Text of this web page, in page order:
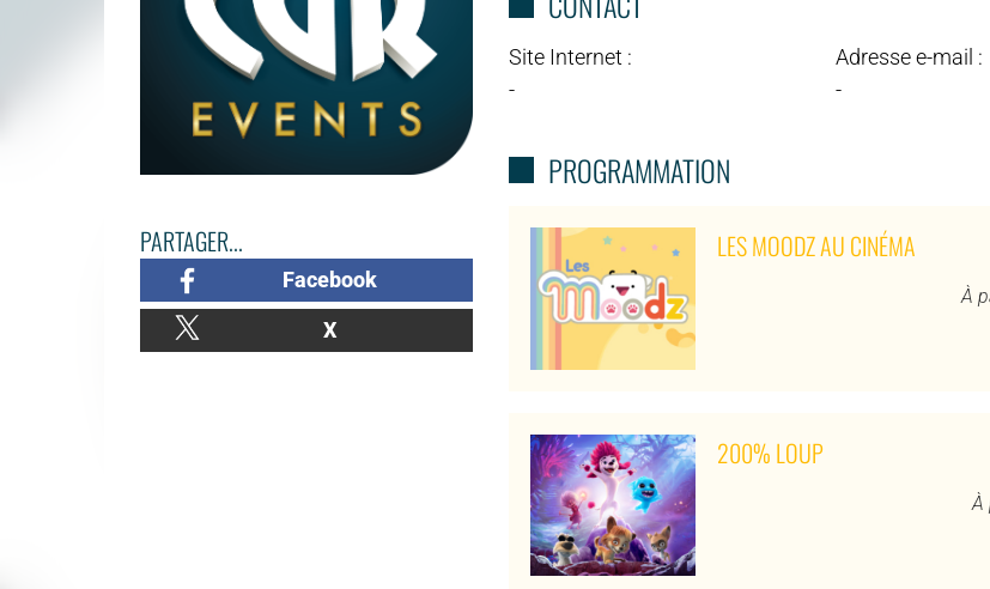
PARTAGER...
Facebook
X
Site Internet :
-
Adresse e-mail :
-
PROGRAMMATION
LES MOODZ AU CINÉMA
À
200% LOUP
À